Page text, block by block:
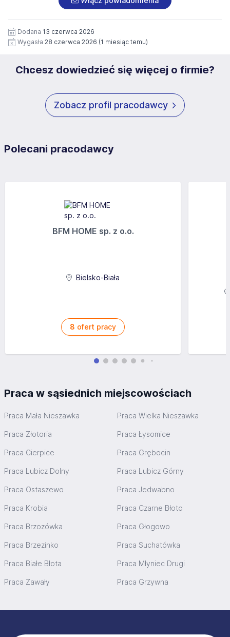
siedziby administratora.
https://www.workprofit.pl/klauzula-informacyjna.html
wizerunku), na potrzeby przyszłych rekrutacji przez okres
12 miesięcy. Zgoda jest dobrowolna i może być w każdym
czasie wycofana.
Dodana 13 czerwca 2026
Wygasła 28 czerwca 2026 (1 miesiąc temu)
Chcesz dowiedzieć się więcej o firmie?
Zobacz profil pracodawcy
Polecani pracodawcy
BFM HOME sp. z o.o.
Bielsko-Biała
8 ofert pracy
Praca w sąsiednich miejscowościach
Praca Mała Nieszawka Praca Wielka Nieszawka
Praca Złotoria Praca Łysomice
Praca Cierpice Praca Grębocin
Praca Lubicz Dolny Praca Lubicz Górny
Praca Ostaszewo Praca Jedwabno
Praca Krobia Praca Czarne Błoto
Praca Brzozówka Praca Głogowo
Praca Brzezinko Praca Suchatówka
Praca Białe Błota Praca Młyniec Drugi
Praca Zawały Praca Grzywna